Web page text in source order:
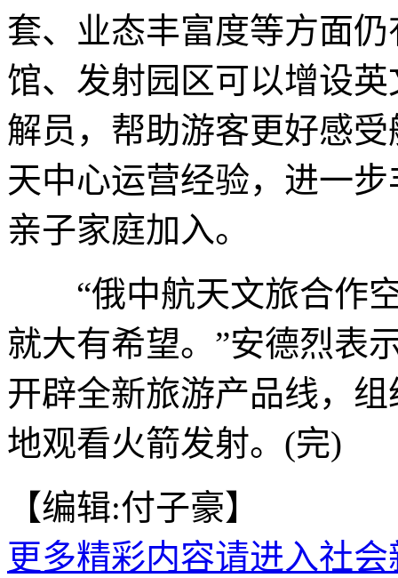
套、业态丰富度等方面
馆、发射园区可以增设
解员，帮助游客更好感
天中心运营经验，进一
亲子家庭加入。
“俄中航天文旅合作空
就大有希望。”安德烈表
开辟全新旅游产品线，
地观看火箭发射。(完)
【编辑:付子豪】
更多精彩内容请进入社会